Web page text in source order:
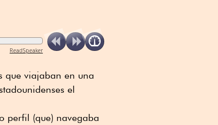
ReadSpeaker
que viajaban en una
el
perfil (que) navegaba